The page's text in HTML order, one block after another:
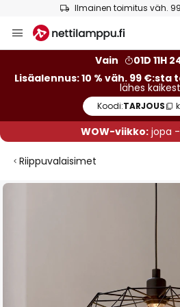
Ilmainen toimitus väh.
to
Vain
01D 11H
Lisäalennus: 10 % väh. 99 €:sta
lähes
Koodi:TARJOUS
WOW-viikko:jopa -
Riippuvalaisimet
Skip